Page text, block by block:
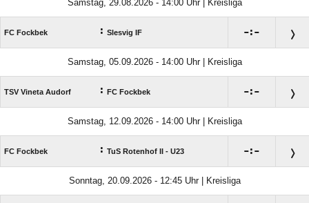
Samstag, 29.08.2026 - 14:00 Uhr | Kreisliga
FC Fockbek : Slesvig IF :
Samstag, 05.09.2026 - 14:00 Uhr | Kreisliga
TSV Vineta Audorf : FC Fockbek :
Samstag, 12.09.2026 - 14:00 Uhr | Kreisliga
FC Fockbek : TuS Rotenhof II - U23 :
Sonntag, 20.09.2026 - 12:45 Uhr | Kreisliga